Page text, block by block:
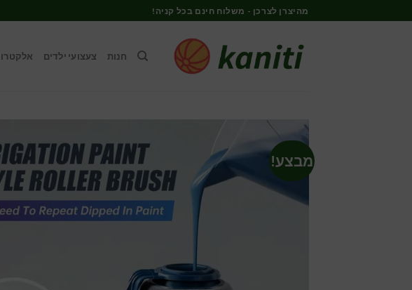
to
מהיצרן לצרכן - משלוח חינם בכל קניה!
חנות צעצועי ילדים
מבצע!